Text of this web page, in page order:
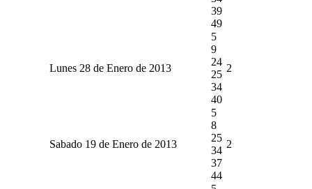
39
49
Lunes 28 de Enero de 2013
5
9
24
25
34
40
2
Sabado 19 de Enero de 2013
5
8
25
34
37
44
2